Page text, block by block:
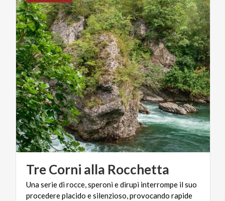
TreCorni alla Rocchetta
Una serie di rocce, speroni e dirupi interrompe il suo
procedere placido e silenzioso, provocando rapide